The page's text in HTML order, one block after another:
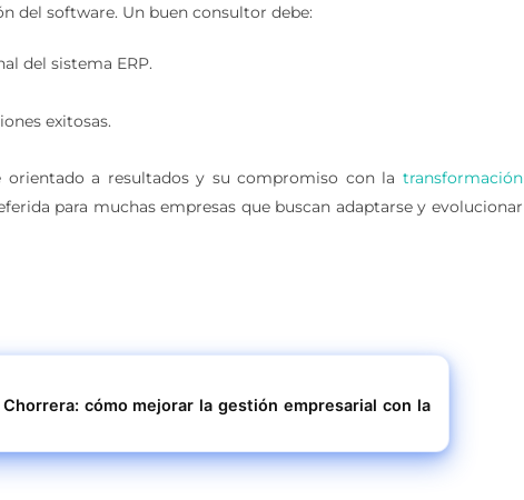
del software. Un buen consultor debe:
del sistema ERP.
exitosas.
a resultados y su compromiso con la transformación
para muchas empresas que buscan adaptarse y evolucionar
Chorrera: cómo mejorar la gestión empresarial con la